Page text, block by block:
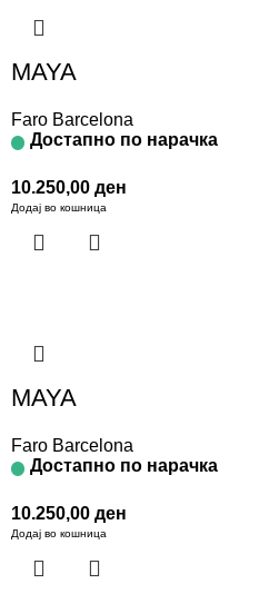
MAYA
Faro Barcelona
Достапно по нарачка
10.250,00 ден
Додај во кошница
MAYA
Faro Barcelona
Достапно по нарачка
10.250,00 ден
Додај во кошница